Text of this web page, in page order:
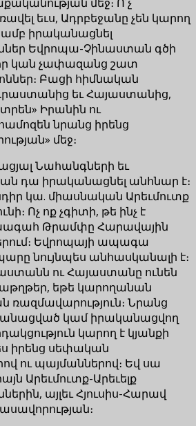
եւս, Ադրբեջանը չեն կարող
իրականացնել
Եվրոպա-Չինաստան գծի
կան չափազանց շատ
Բացի հիմնական
եւ Հայաստանից,
Իրանին ու
նրանց իրենց
մեջ։
Նահանգների եւ
դա իրականացնել անհնար է։
կա. միասնական Արեւմուտք
Ոչ ոք չգիտի, թե ինչ է
Թրամփը Հարավային
Եվրոպայի ապագա
նույնպես անհասկանալի է։
ու Հայաստանը ունեն
եթե կարողանան
ռազմավարություն։ Նրանց
կամ իրականացվող
կարող է կյանքի
իրենց սեփական
ու պայմաններով։ Եվ սա
Արեւմուտք-Արեւելք
այլեւ Հյուսիս-Հարավ